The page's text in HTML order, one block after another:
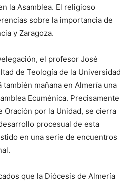
la Asamblea. El religioso
sobre la importancia de
y Zaragoza.
el profesor José
de Teología de la Universidad
también mañana en Almería una
Ecuménica. Precisamente
Oración por la Unidad, se cierra
procesual de esta
en una serie de encuentros
que la Diócesis de Almería